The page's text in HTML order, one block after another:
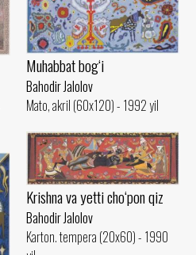
Muhabbat bog‘i
Bahodir Jalolov
Mato, akril (60x120) - 1992 yil
Krishna va yetti cho‘pon qiz
Bahodir Jalolov
Karton. tempera (20x60) - 1990